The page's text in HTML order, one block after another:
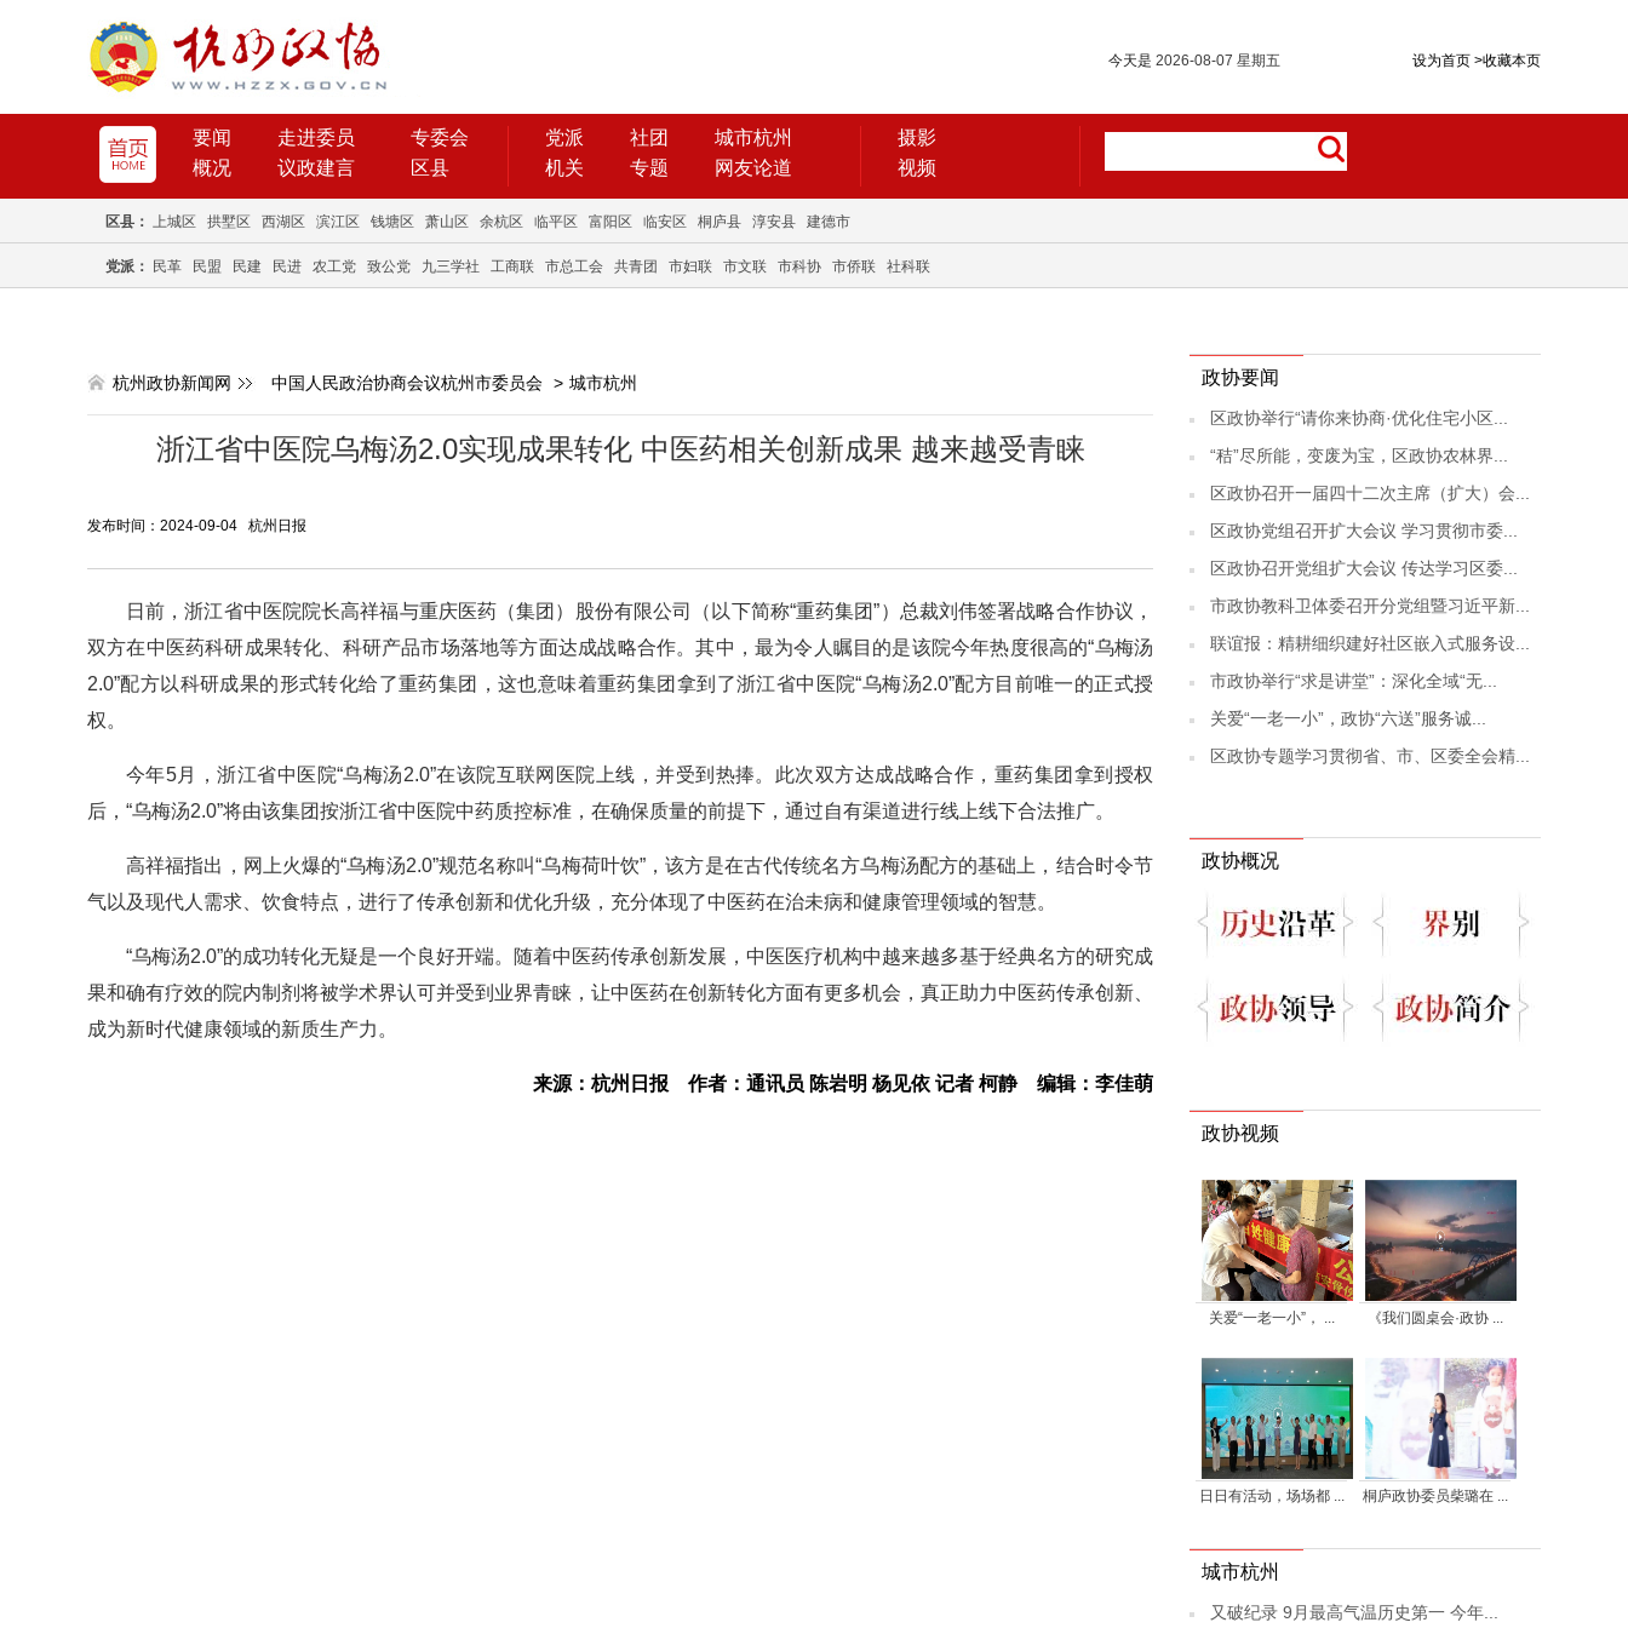
设为首页 >收藏本页
今天是 2026-08-07 星期五
要闻 走进委员
专委会
概况
议政建言 区县
党派 社团
城市杭州
机关
专题 网友论道
摄影
视频
区县： 上城区 拱墅区 西湖区 滨江区 钱塘区 萧山区 余杭区 临平区 富阳区 临安区 桐庐县 淳安县 建德市
党派： 民革 民盟 民建 民进 农工党 致公党 九三学社 工商联 市总工会 共青团 市妇联 市文联 市科协 市侨联 社科联
杭州政协新闻网 中国人民政治协商会议杭州市委员会 > 城市杭州
浙江省中医院乌梅汤2.0实现成果转化 中医药相关创新成果 越来越受青睐
发布时间：2024-09-04 杭州日报
日前，浙江省中医院院长高祥福与重庆医药（集团）股份有限公司（以下简称“重药集团”）总裁刘伟签署战略合作协议，
双方在中医药科研成果转化、科研产品市场落地等方面达成战略合作。其中，最为令人瞩目的是该院今年热度很高的“乌梅汤
2.0”配方以科研成果的形式转化给了重药集团，这也意味着重药集团拿到了浙江省中医院“乌梅汤2.0”配方目前唯一的正式授
权。
今年5月，浙江省中医院“乌梅汤2.0”在该院互联网医院上线，并受到热捧。此次双方达成战略合作，重药集团拿到授权
后，“乌梅汤2.0”将由该集团按浙江省中医院中药质控标准，在确保质量的前提下，通过自有渠道进行线上线下合法推广。
高祥福指出，网上火爆的“乌梅汤2.0”规范名称叫“乌梅荷叶饮”，该方是在古代传统名方乌梅汤配方的基础上，结合时令节
气以及现代人需求、饮食特点，进行了传承创新和优化升级，充分体现了中医药在治未病和健康管理领域的智慧。
“乌梅汤2.0”的成功转化无疑是一个良好开端。随着中医药传承创新发展，中医医疗机构中越来越多基于经典名方的研究成
果和确有疗效的院内制剂将被学术界认可并受到业界青睐，让中医药在创新转化方面有更多机会，真正助力中医药传承创新、
成为新时代健康领域的新质生产力。
来源：杭州日报 作者：通讯员 陈岩明 杨见依 记者 柯静 编辑：李佳萌
政协要闻
区政协举行“请你来协商·优化住宅小区...
“秸”尽所能，变废为宝，区政协农林界...
区政协召开一届四十二次主席（扩大）会...
区政协党组召开扩大会议 学习贯彻市委...
区政协召开党组扩大会议 传达学习区委...
市政协教科卫体委召开分党组暨习近平新...
联谊报：精耕细织建好社区嵌入式服务设...
市政协举行“求是讲堂”：深化全域“无...
关爱“一老一小”，政协“六送”服务诚...
区政协专题学习贯彻省、市、区委全会精...
政协概况
政协视频
关爱“一老一小”， ... 《我们圆桌会·政协 ...
日日有活动，场场都 ... 桐庐政协委员柴璐在 ...
城市杭州
又破纪录 9月最高气温历史第一 今年...